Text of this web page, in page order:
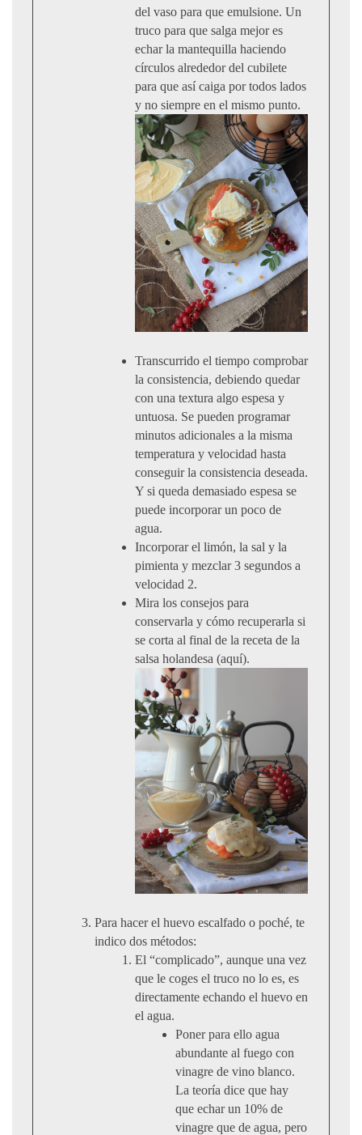
del vaso para que emulsione. Un
truco para que salga mejor es
echar la mantequilla haciendo
círculos alrededor del cubilete
para que así caiga por todos lados
y no siempre en el mismo punto.
Transcurrido el tiempo comprobar
la consistencia, debiendo quedar
con una textura algo espesa y
untuosa. Se pueden programar
minutos adicionales a la misma
temperatura y velocidad hasta
conseguir la consistencia deseada.
Y si queda demasiado espesa se
puede incorporar un poco de
agua.
Incorporar el limón, la sal y la
pimienta y mezclar 3 segundos a
velocidad 2.
Mira los consejos para
conservarla y cómo recuperarla si
se corta al final de la receta de la
salsa holandesa (aquí).
Para hacer el huevo escalfado o poché, te
indico dos métodos:
El “complicado”, aunque una vez
que le coges el truco no lo es, es
directamente echando el huevo en
el agua.
Poner para ello agua
abundante al fuego con
vinagre de vino blanco.
La teoría dice que hay
que echar un 10% de
vinagre que de agua, pero